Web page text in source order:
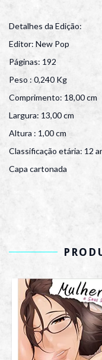
Detalhes da Edição:
Editor: New Pop
Páginas: 192
Peso : 0,240 Kg
Comprimento: 18,00 cm
Largura: 13,00 cm
Altura : 1,00 cm
Classificação etária: 12
Capa cartonada